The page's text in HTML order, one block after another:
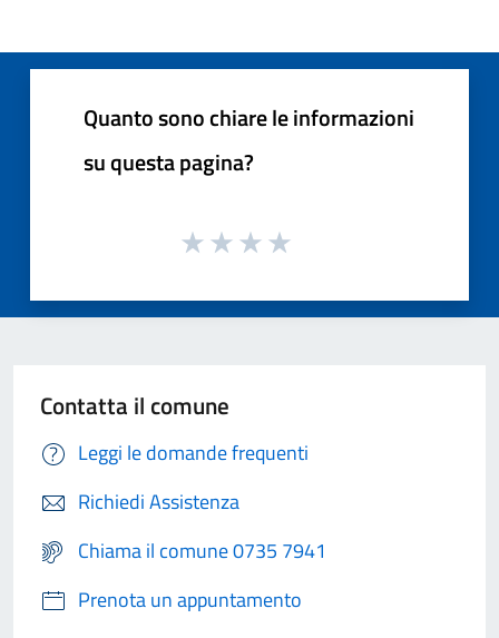
Quanto sono chiare le informazioni
su questa pagina?
Contatta il comune
Leggi le domande frequenti
Richiedi Assistenza
Chiama il comune 0735 7941
Prenota un appuntamento